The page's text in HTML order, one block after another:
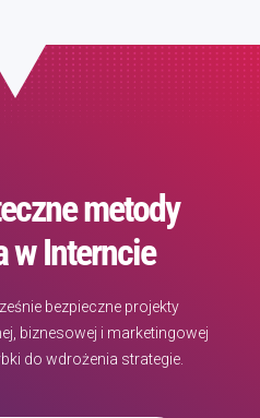
metody
w Interncie
bezpieczne projekty
biznesowej i marketingowej
do wdrożenia strategie.